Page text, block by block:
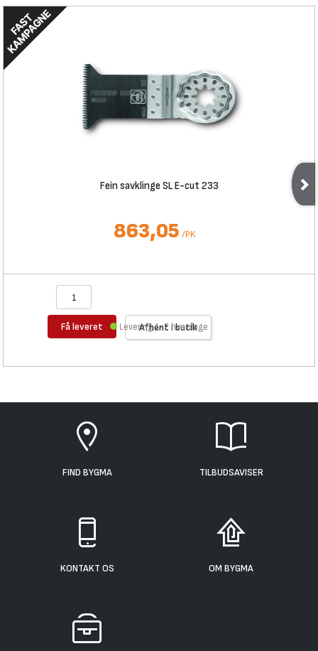
Fein savklinge SL E-cut 233
863,05 /PK
Få leveret Afhent i butik
Levering 1-2 hverdage
FIND BYGMA TILBUDSAVISER
KONTAKT OS OM BYGMA